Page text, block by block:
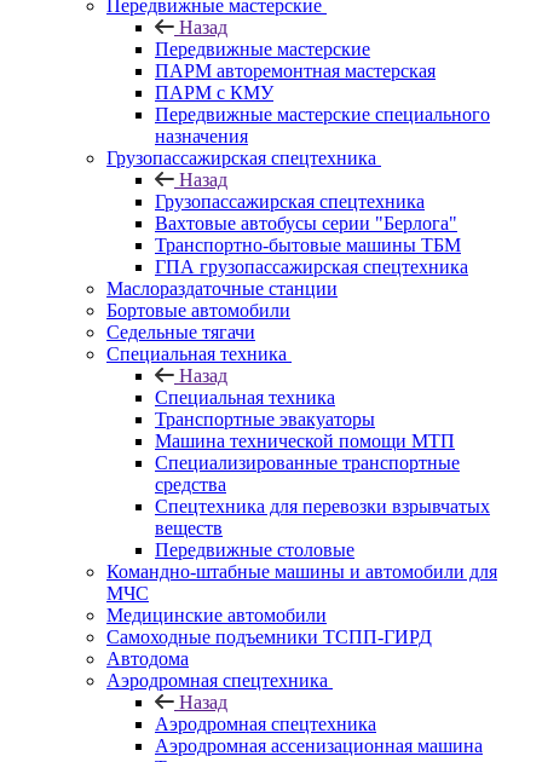
Передвижные мастерские
Назад
Передвижные мастерские
ПАРМ авторемонтная мастерская
ПАРМ с КМУ
Передвижные мастерские специального
назначения
Грузопассажирская спецтехника
Назад
Грузопассажирская спецтехника
Вахтовые автобусы серии "Берлога"
Транспортно-бытовые машины ТБМ
ГПА грузопассажирская спецтехника
Маслораздаточные станции
Бортовые автомобили
Седельные тягачи
Специальная техника
Назад
Специальная техника
Транспортные эвакуаторы
Машина технической помощи МТП
Специализированные транспортные
средства
Спецтехника для перевозки взрывчатых
веществ
Передвижные столовые
Командно-штабные машины и автомобили для
МЧС
Медицинские автомобили
Самоходные подъемники ТСПП-ГИРД
Автодома
Аэродромная спецтехника
Назад
Аэродромная спецтехника
Аэродромная ассенизационная машина